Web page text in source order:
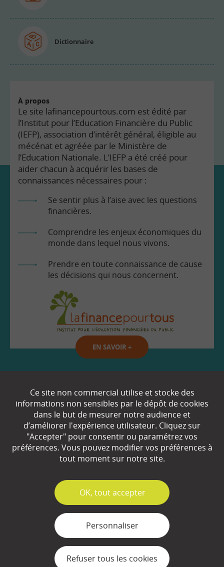
Dictionnaire
À propos
Le site lafinancepourtous.com est édité par
l’Institut pour l’Education Financière du Public
(IEFP), association d’intérêt général, éligible au
mécénat et agréée par le Ministère de
l’Education Nationale. L’IEFP a été créé pour
aider chacun à acquérir les bases de
connaissances nécessaires pour :
Se sentir plus à l’aise avec les questions
financières.
Comprendre les enjeux économiques du
monde dans lequel nous vivons.
Prendre en toute connaissance de cause
les décisions qui nous concernent.
EN SAVOIR +
Partenaires
Espace Presse
Plan du site
Mentions légales
Ce site non commercial utilise et stocke des
informations non sensibles par le dépôt de cookies
dans le but de mesurer notre audience et
d’améliorer l'expérience utilisateur. Cliquez sur
"Accepter" pour consentir ou paramétrez vos
préférences. Vous pouvez modifier vos préférences à
tout moment sur notre site.
✓
OK, tout accepter
Personnaliser
Refuser tous les cookies